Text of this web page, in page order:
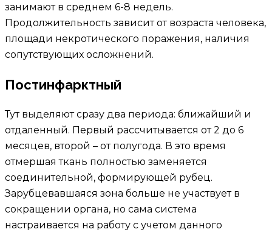
занимают в среднем 6-8 недель.
Продолжительность зависит от возраста человека,
площади некротического поражения, наличия
сопутствующих осложнений.
Постинфарктный
Тут выделяют сразу два периода: ближайший и
отдаленный. Первый рассчитывается от 2 до 6
месяцев, второй – от полугода. В это время
отмершая ткань полностью заменяется
соединительной, формирующей рубец.
Зарубцевавшаяся зона больше не участвует в
сокращении органа, но сама система
настраивается на работу с учетом данного